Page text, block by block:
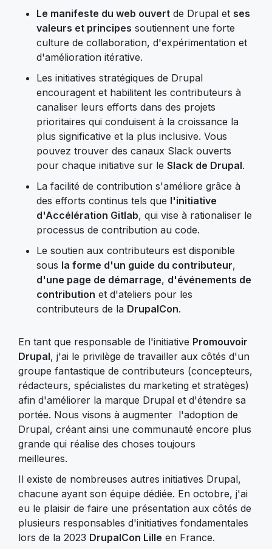
Le manifeste du web ouvert de Drupal et ses
valeurs et principes soutiennent une forte
culture de collaboration, d'expérimentation et
d'amélioration itérative.
Les initiatives stratégiques de Drupal
encouragent et habilitent les contributeurs à
canaliser leurs efforts dans des projets
prioritaires qui conduisent à la croissance la
plus significative et la plus inclusive. Vous
pouvez trouver des canaux Slack ouverts
pour chaque initiative sur le Slack de Drupal.
La facilité de contribution s'améliore grâce à
des efforts continus tels que l'initiative
d'Accélération Gitlab, qui vise à rationaliser le
processus de contribution au code.
Le soutien aux contributeurs est disponible
sous la forme d'un guide du contributeur,
d'une page de démarrage, d'événements de
contribution et d'ateliers pour les
contributeurs de la DrupalCon.
En tant que responsable de l'initiative Promouvoir
Drupal, j'ai le privilège de travailler aux côtés d'un
groupe fantastique de contributeurs (concepteurs,
rédacteurs, spécialistes du marketing et stratèges)
afin d'améliorer la marque Drupal et d'étendre sa
portée. Nous visons à augmenter l'adoption de
Drupal, créant ainsi une communauté encore plus
grande qui réalise des choses toujours
meilleures.
Il existe de nombreuses autres initiatives Drupal,
chacune ayant son équipe dédiée. En octobre, j'ai
eu le plaisir de faire une présentation aux côtés de
plusieurs responsables d'initiatives fondamentales
lors de la 2023 DrupalCon Lille en France.